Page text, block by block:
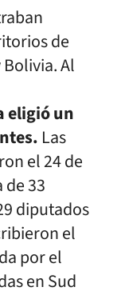
de
Al
eligió un
Las
el 24 de
33
diputados
el
por el
en Sud